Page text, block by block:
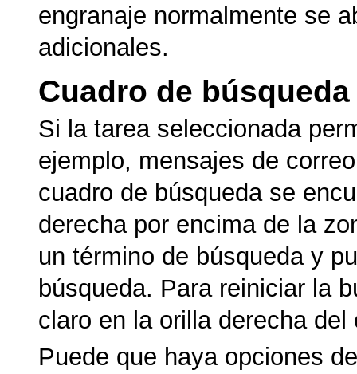
engranaje normalmente se
adicionales.
Cuadro de búsqueda
Si la tarea seleccionada
ejemplo, mensajes de
cuadro de búsqueda se
derecha por encima de la
un término de búsqueda y
búsqueda. Para reiniciar la
claro en la orilla derecha
Puede que haya opciones